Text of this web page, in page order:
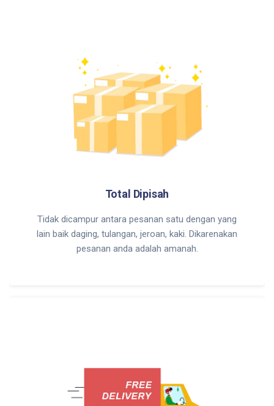
Total Dipisah
Tidak dicampur antara pesanan satu dengan yang
lain baik daging, tulangan, jeroan, kaki. Dikarenakan
pesanan anda adalah amanah.